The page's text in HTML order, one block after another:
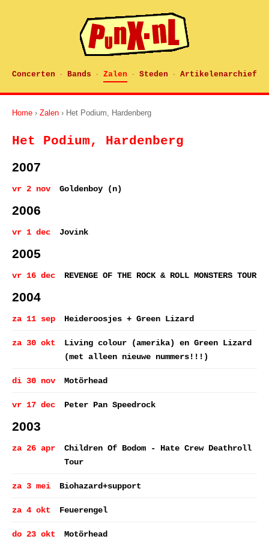
Concerten · Bands · Zalen · Steden · Artikelenarchief
Home › Zalen › Het Podium, Hardenberg
Het Podium, Hardenberg
2007
vr 2 nov Goldenboy (n)
2006
vr 1 dec Jovink
2005
vr 16 dec REVENGE OF THE ROCK & ROLL MONSTERS TOUR
2004
za 11 sep Heideroosjes + Green Lizard
za 30 okt
Living colour (amerika) en Green Lizard
(met alleen nieuwe nummers!!!)
di 30 nov Motörhead
vr 17 dec Peter Pan Speedrock
2003
za 26 apr
Children Of Bodom - Hate Crew Deathroll
Tour
za 3 mei Biohazard+support
za 4 okt Feuerengel
do 23 okt Motörhead